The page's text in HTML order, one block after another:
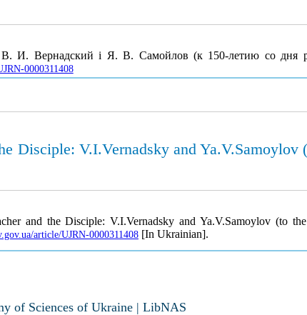
И. Вернадский і Я. В. Самойлов (к 150-летию со дня
0000311408
Disciple: V.I.Vernadsky and Ya.V.Samoylov
and the Disciple: V.I.Vernadsky and Ya.V.Samoylov (to
article/UJRN-0000311408[In Ukrainian].
of Sciences of Ukraine | LibNAS